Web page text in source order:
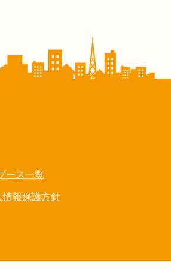
ース一覧
情報保護方針